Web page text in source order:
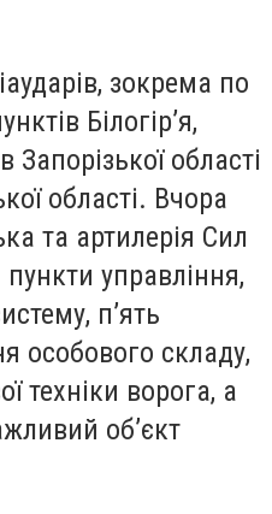
зокрема по
Білогір’я,
Запорізької області
області. Вчора
та артилерія Сил
управління,
п’ять
особового складу,
техніки ворога, а
об’єкт